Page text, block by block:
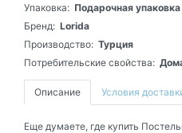
Упаковка: Подарочная упаковка
Бренд: Lorida
Производство: Турция
Потребительские свойства:
Описание Условия
Еще думаете, где купить